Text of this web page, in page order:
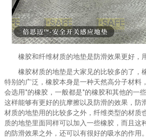
橡胶和纤维材质的地垫是防滑效果更好，用
橡胶材质的地垫是大家见的比较多的了，
特别的广泛，橡胶本身是一种天然高分子材料
会选用*的橡胶，一般都是*的橡胶和其他的一
这样能够有更好的抗摩擦以及防滑的效果，防
材质的地垫用的比较多之外，纤维类型的材质
质的地垫里面同样可以加入一些橡胶，而且这
的防滑效果之外，还可以有很好的吸水的作用。